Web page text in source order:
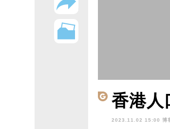
香港人
2023.11.02 15:00 博